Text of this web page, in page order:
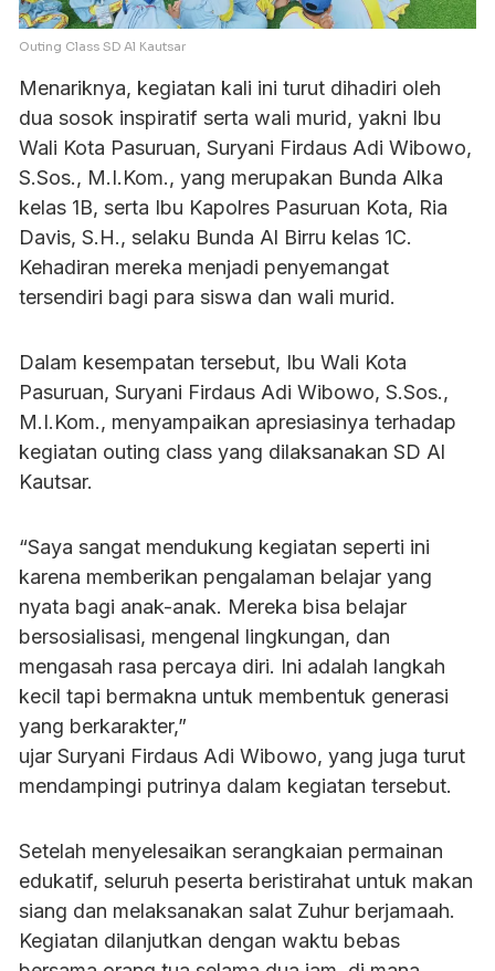
Outing Class SD Al Kautsar
Menariknya, kegiatan kali ini turut dihadiri oleh
dua sosok inspiratif serta wali murid, yakni Ibu
Wali Kota Pasuruan, Suryani Firdaus Adi Wibowo,
S.Sos., M.I.Kom., yang merupakan Bunda Alka
kelas 1B, serta Ibu Kapolres Pasuruan Kota, Ria
Davis, S.H., selaku Bunda Al Birru kelas 1C.
Kehadiran mereka menjadi penyemangat
tersendiri bagi para siswa dan wali murid.
Dalam kesempatan tersebut, Ibu Wali Kota
Pasuruan, Suryani Firdaus Adi Wibowo, S.Sos.,
M.I.Kom., menyampaikan apresiasinya terhadap
kegiatan outing class yang dilaksanakan SD Al
Kautsar.
“Saya sangat mendukung kegiatan seperti ini
karena memberikan pengalaman belajar yang
nyata bagi anak-anak. Mereka bisa belajar
bersosialisasi, mengenal lingkungan, dan
mengasah rasa percaya diri. Ini adalah langkah
kecil tapi bermakna untuk membentuk generasi
yang berkarakter,”
ujar Suryani Firdaus Adi Wibowo, yang juga turut
mendampingi putrinya dalam kegiatan tersebut.
Setelah menyelesaikan serangkaian permainan
edukatif, seluruh peserta beristirahat untuk makan
siang dan melaksanakan salat Zuhur berjamaah.
Kegiatan dilanjutkan dengan waktu bebas